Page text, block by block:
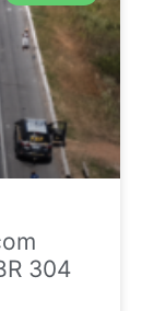
304